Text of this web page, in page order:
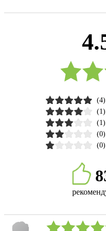
(4)
(1)
(1)
(0)
(0)